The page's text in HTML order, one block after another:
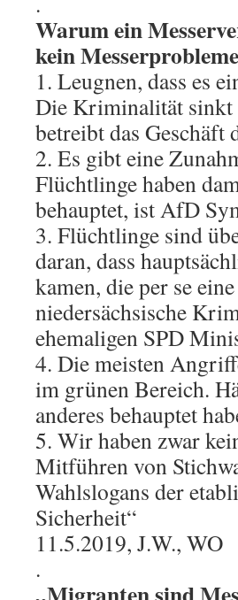
Warum ein
kein
1. Leugnen, dass es
Die Kriminalität sinkt
betreibt das Geschäft
2. Es gibt eine
Flüchtlinge haben
behauptet, ist AfD
3. Flüchtlinge sind
daran, dass
kamen, die per se
niedersächsische
ehemaligen SPD
4. Die meisten
im grünen Bereich.
anderes behauptet
5. Wir haben zwar
Mitführen von
Wahlslogans der
Sicherheit“
11.5.2019, J.W., WO
.